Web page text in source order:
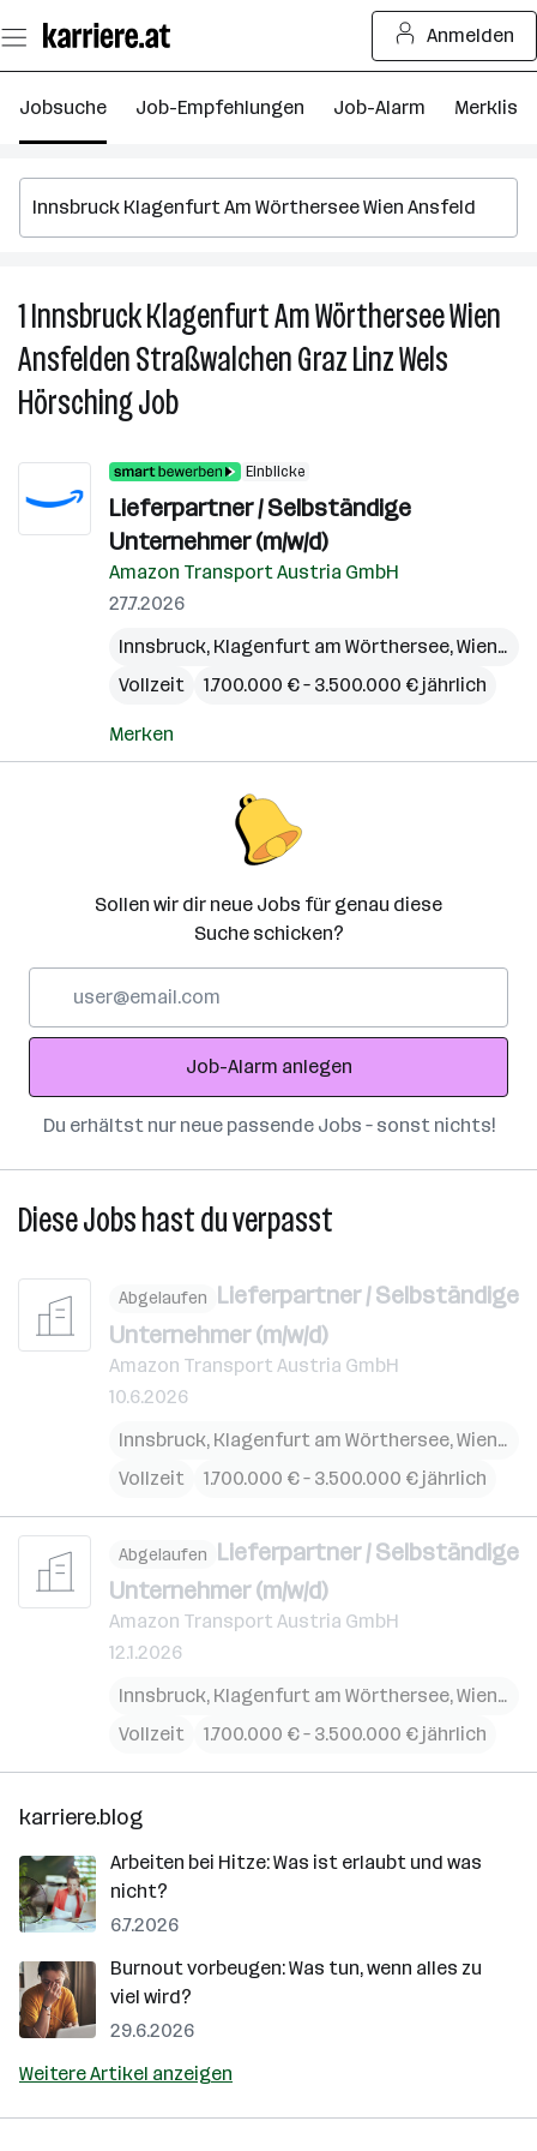
Seiteninhalt
springen
Anmelden
Jobsuche Job-Empfehlungen Job-Alarm Merkliste
1Innsbruck Klagenfurt Am Wörthersee Wien
Ansfelden Straßwalchen Graz Linz Wels
HörschingJob
Einblicke
Lieferpartner / Selbständige
Unternehmer (m/w/d)
Amazon Transport Austria GmbH
27.7.2026
Innsbruck, Klagenfurt am Wörthersee,Wien,
Vollzeit
1.700.000 € – 3.500.000 € jährlich
Merken
Sollen wir dir neue Jobs für genau diese
Suche schicken?
Adresse
Job-Alarm anlegen
Du erhältst nur neue passende Jobs – sonst nichts!
Diese Jobs hast du verpasst
Abgelaufen Lieferpartner / Selbständige
Unternehmer (m/w/d)
Amazon Transport Austria GmbH
10.6.2026
Innsbruck, Klagenfurt am Wörthersee,Wien,
Vollzeit
1.700.000 € – 3.500.000 € jährlich
Abgelaufen Lieferpartner / Selbständige
Unternehmer (m/w/d)
Amazon Transport Austria GmbH
12.1.2026
Innsbruck, Klagenfurt am Wörthersee,Wien,
Vollzeit
1.700.000 € – 3.500.000 € jährlich
karriere.blog
Arbeiten bei Hitze: Was ist erlaubt und was
nicht?
6.7.2026
Burnout vorbeugen: Was tun, wenn alles zu
viel wird?
29.6.2026
Weitere Artikel anzeigen